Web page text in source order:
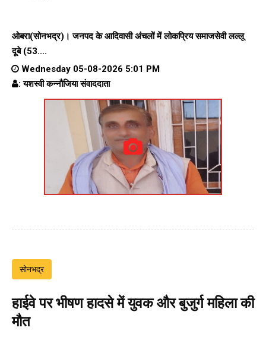
ओबरा(सोनभद्र)। जनपद के आदिवासी अंचलों में लोकप्रिय समाजसेवी लल्लू
दूबे (53....
Wednesday 05-08-2026 5:01 PM
: यशस्वी कन्नौजिया संवाददाता
सोनभद्र
हाईवे पर भीषण हादसे में युवक और बुजुर्ग महिला की
मौत